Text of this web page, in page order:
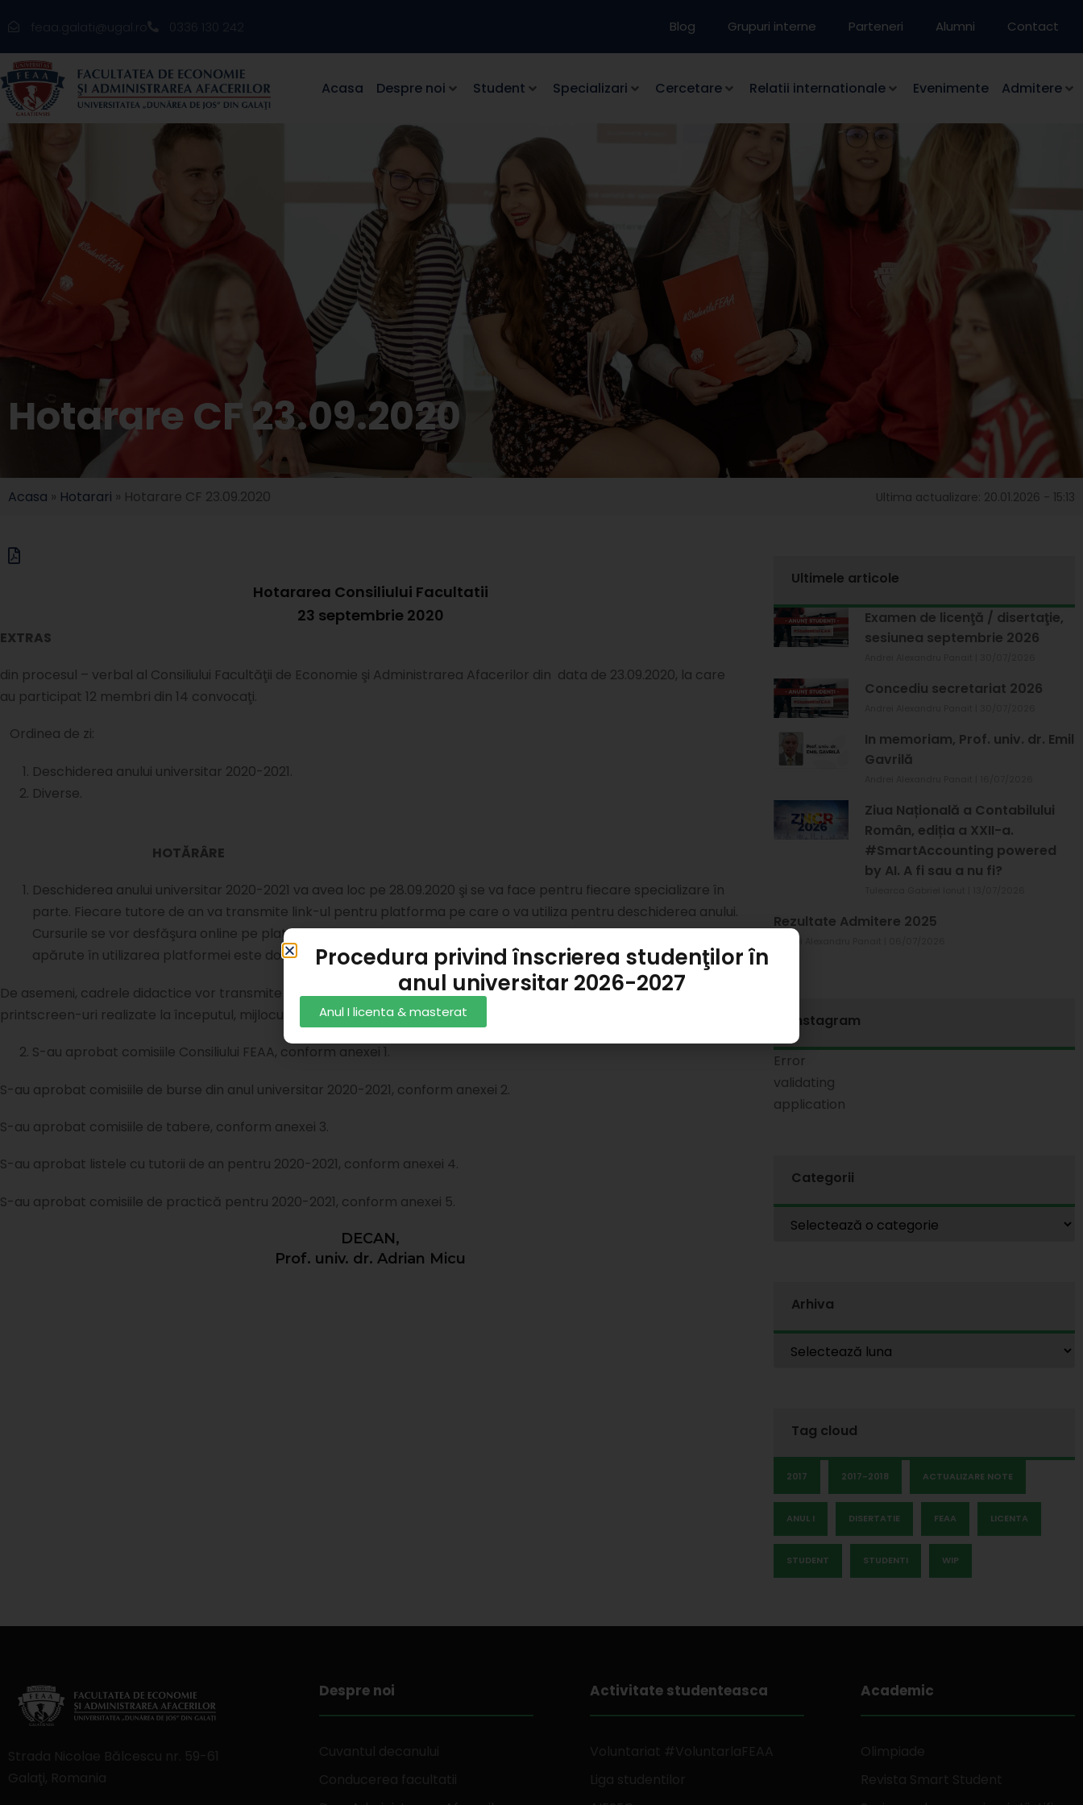
feaa.galati@ugal.ro 0336 130 242 Blog Grupuri interne Parteneri Alumni Contact
Acasa Despre noi Student Specializari Cercetare Relatii internationale Evenimente Admitere
Hotarare CF 23.09.2020
Acasa » Hotarari » Hotarare CF 23.09.2020 Ultima actualizare: 20.01.2026 - 15:13
Hotararea Consiliului Facultatii
23 septembrie 2020
EXTRAS
din procesul – verbal al Consiliului Facultăţii de Economie şi Administrarea Afacerilor din data de 23.09.2020, la care
au participat 12 membri din 14 convocaţi.
Ordinea de zi:
Deschiderea anului universitar 2020-2021.
Diverse.
HOTĂRÂRE
Deschiderea anului universitar 2020-2021 va avea loc pe 28.09.2020 şi se va face pentru fiecare specializare în
parte. Fiecare tutore de an va transmite link-ul pentru platforma pe care o va utiliza pentru deschiderea anului.
Cursurile se vor desfăşura online pe platforma Microsoft Teams, iar responsabil cu eventualele probleme
apărute în utilizarea platformei este doamna prodecan Lect.univ.dr. Man Otilia Rica.
De asemeni, cadrele didactice vor transmite directorilor de departament FAZ-urile lunare însoţite de trei
printscreen-uri realizate la începutul, mijlocul şi sfârşitul cursului/ seminarului etc. şi codurile de acces la clase.
S-au aprobat comisiile Consiliului FEAA, conform anexei 1.
S-au aprobat comisiile de burse din anul universitar 2020-2021, conform anexei 2.
S-au aprobat comisiile de tabere, conform anexei 3.
S-au aprobat listele cu tutorii de an pentru 2020-2021, conform anexei 4.
S-au aprobat comisiile de practică pentru 2020-2021, conform anexei 5.
DECAN,
Prof. univ. dr. Adrian Micu
Ultimele articole
Examen de licenţă / disertaţie,
sesiunea septembrie 2026
Concediu secretariat 2026
In memoriam, Prof. univ. dr. Emil
Gavrilă
Ziua Națională a Contabilului
Român, ediția a XXII-a.
#SmartAccounting powered
by AI. A fi sau a nu fi?
Rezultate Admitere 2025
Instagram
Error
validating
application
Categorii
Arhiva
Tag cloud
2017 2017-2018 ACTUALIZARE NOTE
ANUL I DISERTATIE FEAA LICENTA
STUDENT STUDENTI WIP
Despre noi Activitate studenteasca Academic
Procedura privind înscrierea studenţilor în
anul universitar 2026-2027
Anul I licenta & masterat